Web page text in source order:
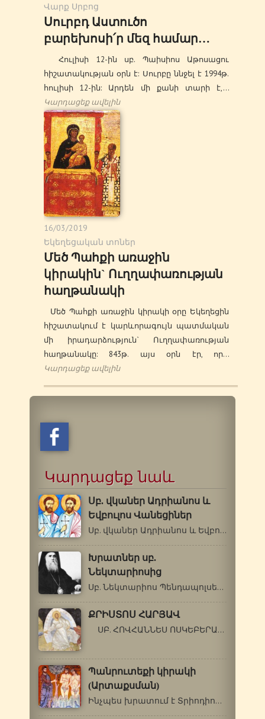
Վարք Սրբոց
Սուրբդ Աստուծո
բարեխոսի՛ր մեզ համար…
Հուլիսի 12-ին սբ. Պաիսիոս Աթոսացու
հիշատակության օրն է: Սուրբը ննջել է 1994թ.
հուլիսի 12-ին: Արդեն մի քանի տարի է,…
Կարդացեք ավելին
16/03/2019
Եկեղեցական տոներ
Մեծ Պահքի առաջին
կիրակին` Ուղղափառության
հաղթանակի
Մեծ Պահքի առաջին կիրակի օրը Եկեղեցին
հիշատակում է կարևորագույն պատմական
մի իրադարձություն` Ուղղափառության
հաղթանակը: 843թ. այս օրն էր, որ…
Կարդացեք ավելին
Կարդացեք նաև
Սբ. վկաներ Ադրիանոս և
Եվբուլոս Վանեցիներ
Սբ. վկաներ Ադրիանոս և Եվբուլոս Վանեցիներ…
Խրատներ սբ.
Նեկտարիոսից
Սբ. Նեկտարիոս Պենդապոլսեցի Տարորոշման1…
ՔՐԻՍՏՈՍ ՀԱՐՅԱՎ
ՍԲ. ՀՈՎՀԱՆՆԵՍ ՈՍԿԵԲԵՐԱՆ Եթե մեկը…
Պանրուտեքի կիրակի
(Արտաքսման)
Ինչպես խրատում է Տրիոդիոնը, մարդուն…